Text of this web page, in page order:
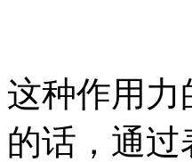
这种作用
的话，通